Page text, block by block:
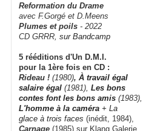
Reformation du Drame
avec F.Gorgé et D.Meens
Plumes et poils - 2022
CD GRRR, sur Bandcamp
5 rééditions d'Un D.M.I.
pour la 1ère fois en CD :
Rideau ! (1980), À travail égal
salaire égal (1981), Les bons
contes font les bons amis (1983),
L'homme à la caméra + La
glace à trois faces (inédit, 1984),
Carnage (1985) sur Klang Galerie